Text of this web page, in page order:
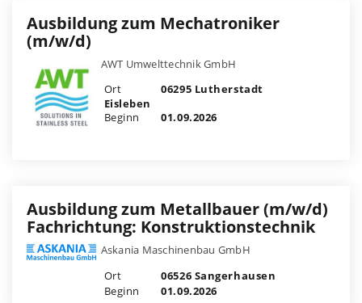
Ausbildung zum Mechatroniker
(m/w/d)
AWT Umwelttechnik GmbH
Ort
06295 Lutherstadt
Eisleben
Beginn
01.09.2026
Ausbildung zum Metallbauer (m/w/d)
Fachrichtung: Konstruktionstechnik
Askania Maschinenbau GmbH
Ort
06526 Sangerhausen
Beginn
01.09.2026